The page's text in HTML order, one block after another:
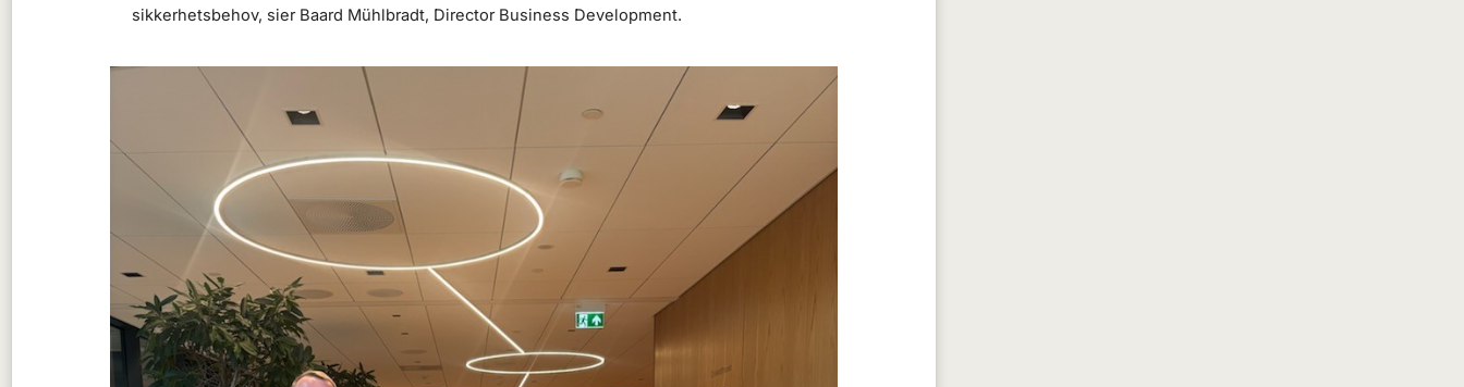
sikkerhetsbehov, sier Baard Mühlbradt, Director Business Development.